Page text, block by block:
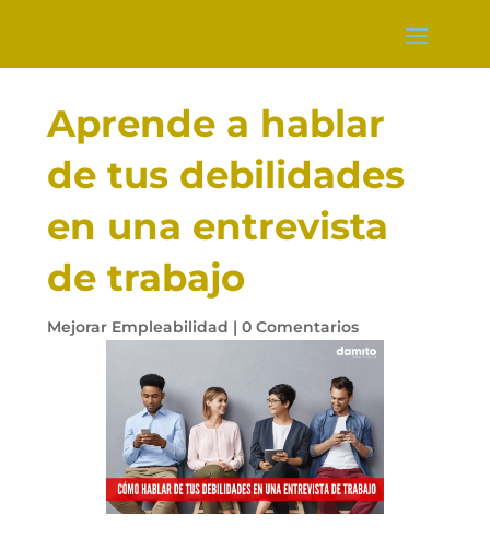
Aprende a hablar
de tus debilidades
en una entrevista
de trabajo
Mejorar Empleabilidad | 0 Comentarios